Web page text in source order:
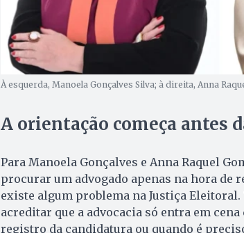
À esquerda, Manoela Gonçalves Silva; à direita, Anna
A orientação começa antes
Para Manoela Gonçalves e Anna Raquel
procurar um advogado apenas na hora de
existe algum problema na Justiça
acreditar que a advocacia só entra em
registro da candidatura ou quando é